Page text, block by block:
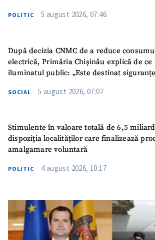
POLITIC 5 august 2026, 07:46
După decizia CNMC de a reduce
electrică, Primăria Chișinău explică de ce
iluminatul public: „Este destinat
SOCIAL 5 august 2026, 07:07
Stimulente în valoare totală de 6,5
dispoziția localităților care finalizează
amalgamare voluntară
POLITIC 4 august 2026, 10:17